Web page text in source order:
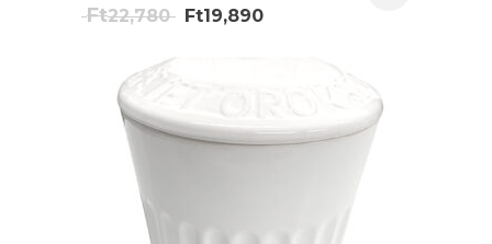
Ft22,780
Original
Ft22,780.
Ft19,890Current
Ft19,890.